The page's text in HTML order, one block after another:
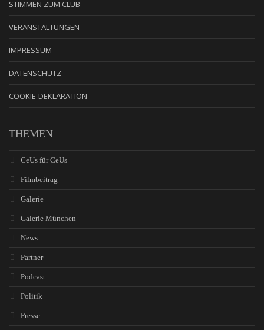
STIMMEN ZUM CLUB
VERANSTALTUNGEN
IMPRESSUM
DATENSCHUTZ
COOKIE-DEKLARATION
THEMEN
CeUs für CeUs
Filmbeitrag
Galerie
Galerie München
News
Partner
Podcast
Politik
Presse